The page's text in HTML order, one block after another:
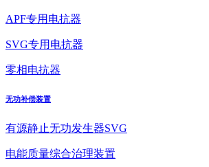
APF专用电抗器
SVG专用电抗器
零相电抗器
无功补偿装置
有源静止无功发生器SVG
电能质量综合治理装置